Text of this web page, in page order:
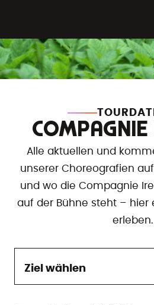
COMPAGNIE
Alle aktuellen und
unserer Choreografien
und wo die Compagnie
auf der Bühne steht – hier
erleben.